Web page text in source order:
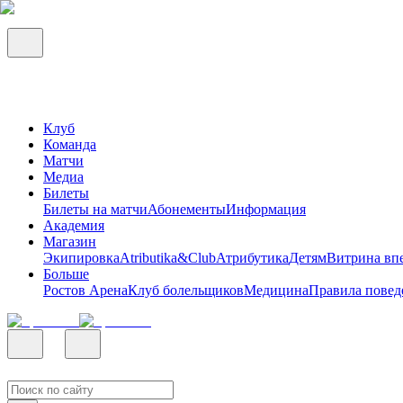
Клуб
Команда
Матчи
Медиа
Билеты
Билеты на матчиАбонементыИнформация
Академия
Магазин
ЭкипировкаAtributika&ClubАтрибутикаДетямВитрина
Больше
Ростов АренаКлуб болельщиковМедицинаПравила